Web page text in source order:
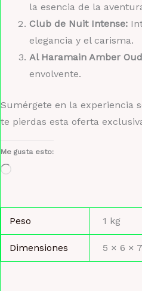
la esencia de la
Club de Nuit Intense:
elegancia y el carisma.
Al Haramain Amber
envolvente.
Sumérgete en la experiencia
te pierdas esta oferta
Me gusta esto:
Cargando...
Peso 1 kg
Dimensiones 5 × 6 ×